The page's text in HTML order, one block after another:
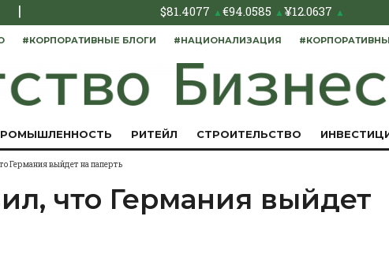
| $81.4077 ▲€94.0585 ▲¥12.0637 ▲
#КОРПОРАТИВНЫЕ БЛОГИ #НАЦИОНАЛИЗАЦИЯ
РИТЕЙЛ СТРОИТЕЛЬСТВО
Германия выйдет на паперть
что Германия выйдет